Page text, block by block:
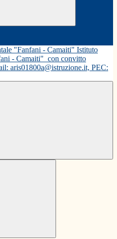
Istituto
- Camaiti" con convitto
aris01800a@istruzione.it, PEC: